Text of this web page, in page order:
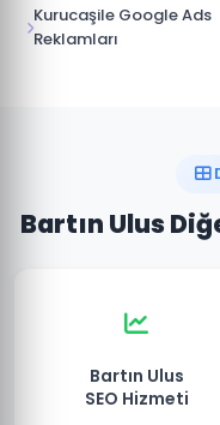
Kurucaşile Google Ads
Reklamları
Bartın Ulus
Bartın Ulus
SEO Hizmeti